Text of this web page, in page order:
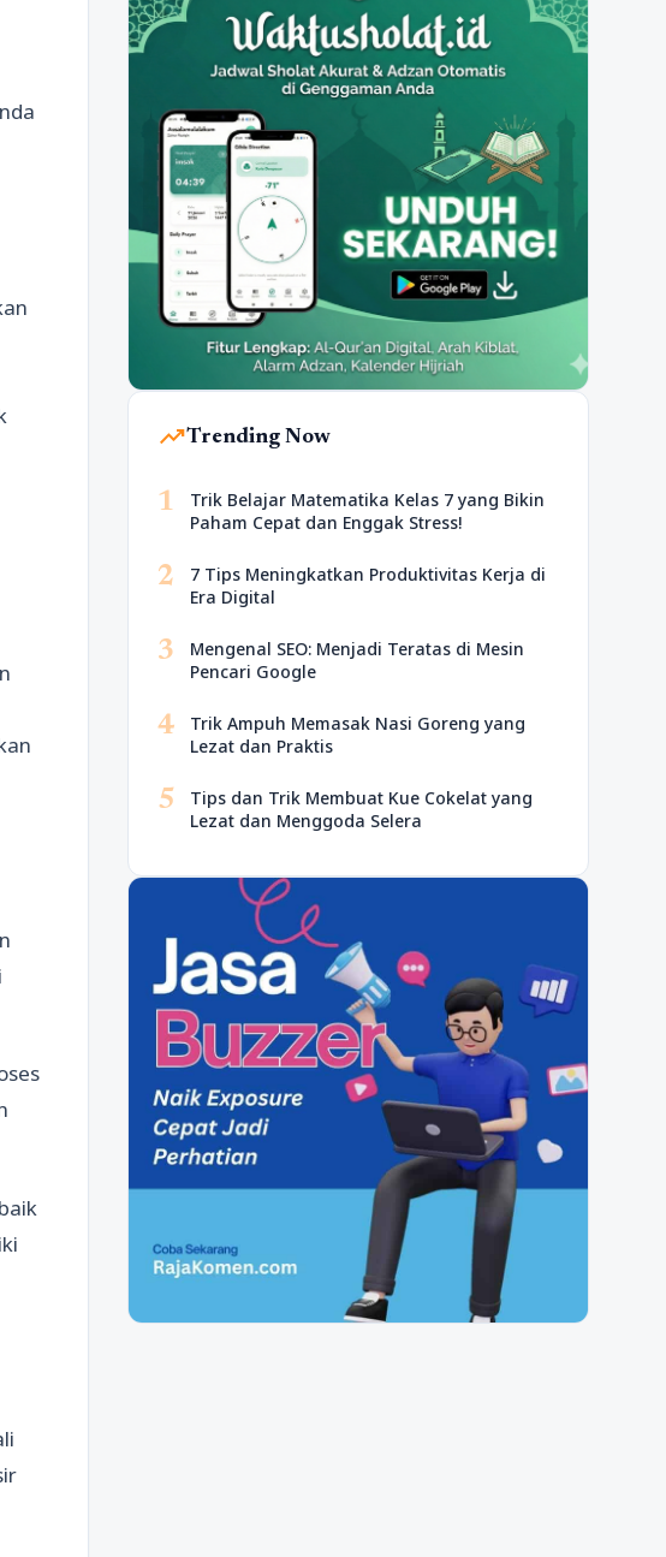
trending_upTrending Now
1
Trik Belajar Matematika Kelas 7 yang Bikin
Paham Cepat dan Enggak Stress!
2
7 Tips Meningkatkan Produktivitas Kerja di
Era Digital
3
Mengenal SEO: Menjadi Teratas di Mesin
Pencari Google
4
Trik Ampuh Memasak Nasi Goreng yang
Lezat dan Praktis
5
Tips dan Trik Membuat Kue Cokelat yang
Lezat dan Menggoda Selera